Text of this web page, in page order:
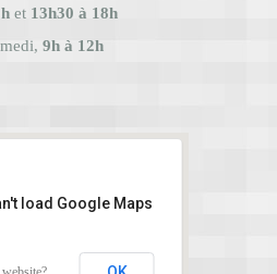
et 13h30 à 18h
9h à 12h
load Google Maps